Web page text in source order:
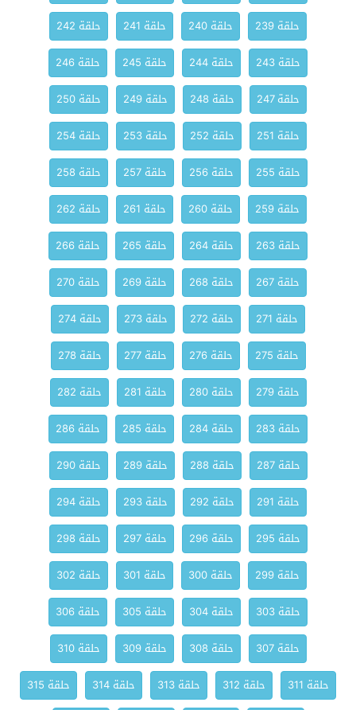
حلقة 239
حلقة 240 حلقة 241
حلقة 242
حلقة 243
حلقة 244 حلقة 245
حلقة 246
حلقة 247
حلقة 248 حلقة 249
حلقة 250
حلقة 251
حلقة 252 حلقة 253
حلقة 254
حلقة 255
حلقة 256 حلقة 257
حلقة 258
حلقة 259
حلقة 260 حلقة 261
حلقة 262
حلقة 263
حلقة 264 حلقة 265
حلقة 266
حلقة 267
حلقة 268 حلقة 269
حلقة 270
حلقة 271
حلقة 272 حلقة 273
حلقة 274
حلقة 275
حلقة 276 حلقة 277
حلقة 278
حلقة 279
حلقة 280 حلقة 281
حلقة 282
حلقة 283
حلقة 284 حلقة 285
حلقة 286
حلقة 287
حلقة 288 حلقة 289
حلقة 290
حلقة 291
حلقة 292 حلقة 293
حلقة 294
حلقة 295
حلقة 296 حلقة 297
حلقة 298
حلقة 299
حلقة 300 حلقة 301
حلقة 302
حلقة 303
حلقة 304 حلقة 305
حلقة 306
حلقة 307
حلقة 308 حلقة 309
حلقة 310
حلقة 311
حلقة 312 حلقة 313 حلقة 314
حلقة 315